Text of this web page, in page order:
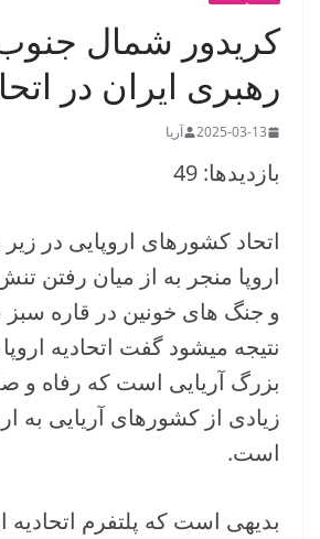
کریدور شمال
رهبری ایران در
2025-03-13 آریا
بازدیدها: 49
اتحاد کشورهای اروپایی در زیر
اروپا منجر به از میان رفتن
و جنگ های خونین در قاره
نتیجه میشود گفت اتحادیه
بزرگ آریایی است که رفاه و
زیادی از کشورهای آریایی به
است.
بدیهی است که پلتفرم اتحادیه